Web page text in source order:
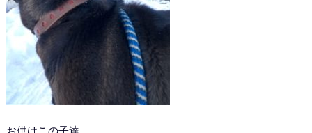
お供はこの子達。